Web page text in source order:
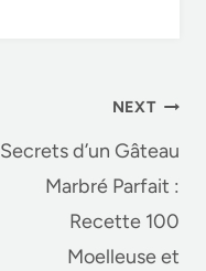
NEXT
Secrets d’un Gâteau
Marbré Parfait :
Recette 100
Moelleuse et